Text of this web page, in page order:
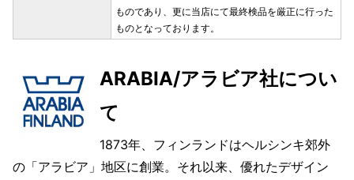
ものであり、更に当店にて最終検品を厳正に行った
ものとなっております。
ARABIA/アラビア社につい
て
1873年、フィンランドはヘルシンキ郊外
の「アラビア」地区に創業。それ以来、優れたデザイン